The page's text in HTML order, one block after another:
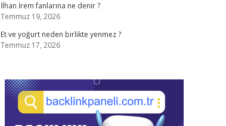
İlhan İrem fanlarına ne denir ?
Temmuz 19, 2026
Et ve yoğurt neden birlikte yenmez ?
Temmuz 17, 2026